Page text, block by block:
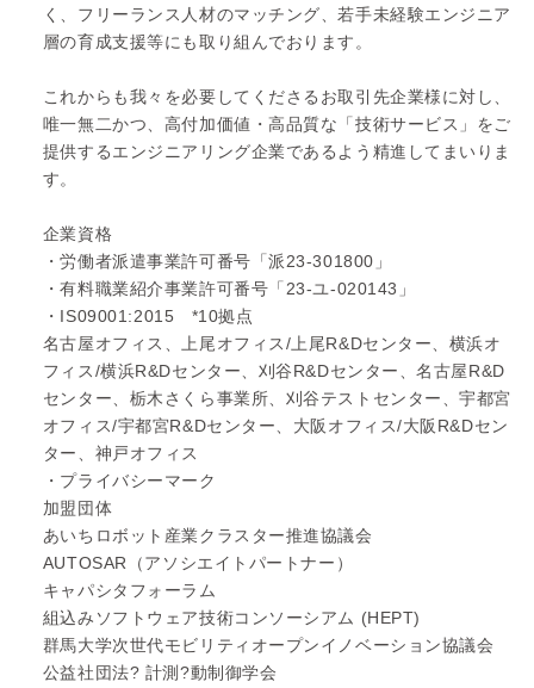
く、フリーランス人材のマッチング、若手未経験エンジニア
層の育成支援等にも取り組んでおります。
これからも我々を必要してくださるお取引先企業様に対し、
唯一無二かつ、高付加価値・高品質な「技術サービス」をご
提供するエンジニアリング企業であるよう精進してまいりま
す。
企業資格
・労働者派遣事業許可番号「派23-301800」
・有料職業紹介事業許可番号「23-ユ-020143」
・IS09001:2015 *10拠点
名古屋オフィス、上尾オフィス/上尾R&Dセンター、横浜オ
フィス/横浜R&Dセンター、刈谷R&Dセンター、名古屋R&D
センター、栃木さくら事業所、刈谷テストセンター、宇都宮
オフィス/宇都宮R&Dセンター、大阪オフィス/大阪R&Dセン
ター、神戸オフィス
・プライバシーマーク
加盟団体
あいちロボット産業クラスター推進協議会
AUTOSAR（アソシエイトパートナー）
キャパシタフォーラム
組込みソフトウェア技術コンソーシアム (HEPT)
群馬大学次世代モビリティオープンイノベーション協議会
公益社団法? 計測?動制御学会